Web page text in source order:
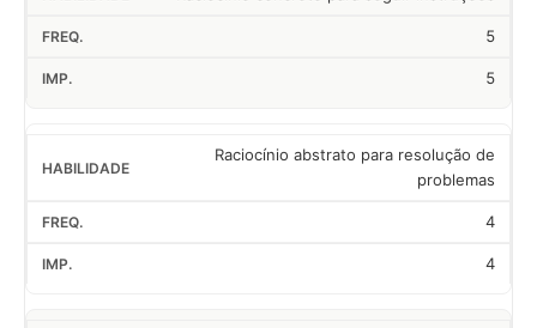
5
5
Raciocínio abstrato para resolução de
problemas
4
4